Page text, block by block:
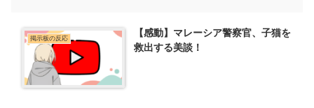
掲示板の反応
【感動】マレーシア警察官、子猫を
救出する美談！